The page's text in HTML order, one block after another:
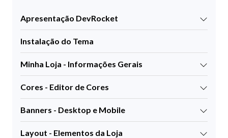
Apresentação DevRocket
Instalação do Tema
Minha Loja - Informações Gerais
Cores - Editor de Cores
Banners - Desktop e Mobile
Layout - Elementos da Loja